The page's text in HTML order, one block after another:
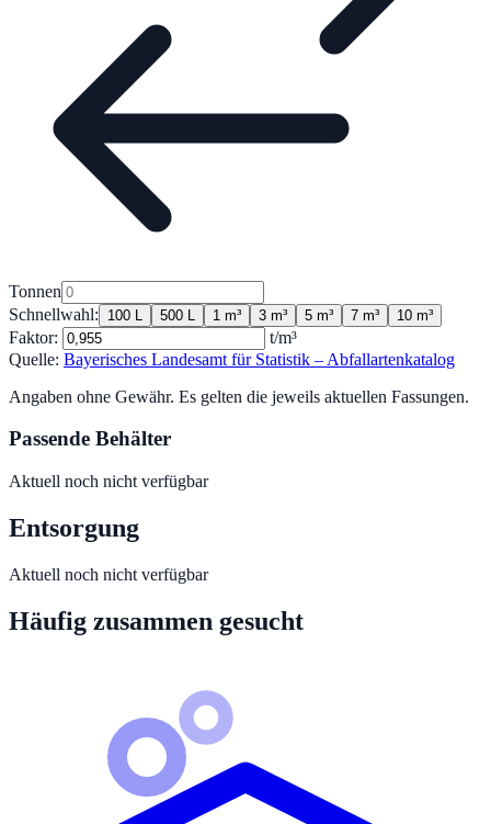
Tonnen
Schnellwahl:
100 L 500 L 1 m³ 3 m³ 5 m³ 7 m³ 10 m³
Faktor:
t/m³
Quelle: Bayerisches Landesamt für Statistik – Abfallartenkatalog
Angaben ohne Gewähr. Es gelten die jeweils aktuellen Fassungen.
Passende Behälter
Aktuell noch nicht verfügbar
Entsorgung
Aktuell noch nicht verfügbar
Häufig zusammen gesucht